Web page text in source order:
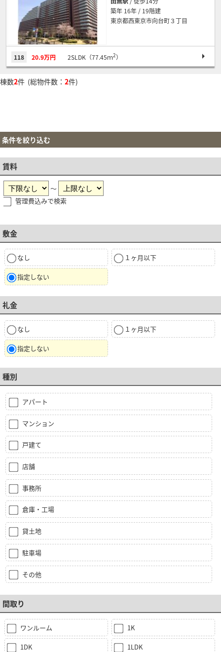
築年 16年 / 19階建
東京都西東京市向台町３丁目
118 20.9万円 2SLDK（77.45ｍ2）
棟数2件 (総物件数： 2件)
条件を絞り込む
賃料
～
管理費込みで検索
敷金
なし １ヶ月以下
指定しない
礼金
なし １ヶ月以下
指定しない
種別
アパート
マンション
戸建て
店舗
事務所
倉庫・工場
貸土地
駐車場
その他
間取り
ワンルーム 1K
1DK 1LDK